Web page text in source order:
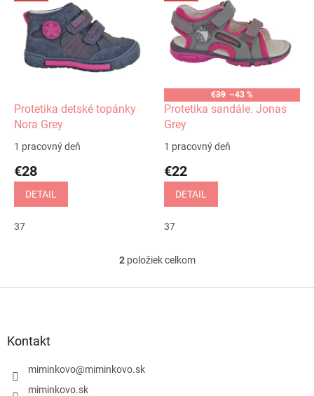
Protetika detské topánky
Nora Grey
1 pracovný deň
€28
DETAIL
37
€39 –43 %
Protetika sandále. Jonas
Grey
1 pracovný deň
€22
DETAIL
37
O
l
2položiek celkom
Kontakt
miminkovo@miminkovo.sk
miminkovo.sk